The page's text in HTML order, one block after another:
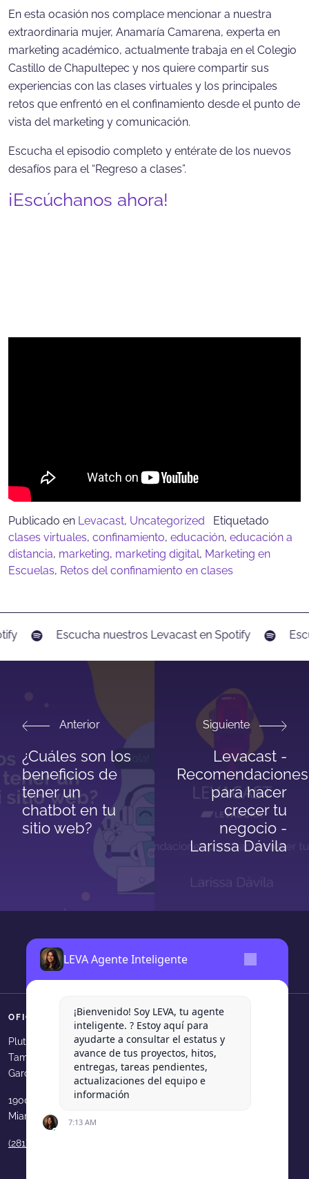
LEVA Agente Inteligente
¡Bienvenido! Soy LEVA, tu agente
inteligente. ? Estoy aquí para
ayudarte a consultar el estatus y
avance de tus proyectos, hitos,
entregas, tareas pendientes,
actualizaciones del equipo e
información
7:13 AM
En esta ocasión nos complace mencionar a nuestra
extraordinaria mujer, Anamaría Camarena, experta en
marketing académico, actualmente trabaja en el Colegio
Castillo de Chapultepec y nos quiere compartir sus
experiencias con las clases virtuales y los principales
retos que enfrentó en el confinamiento desde el punto de
vista del marketing y comunicación.
Escucha el episodio completo y entérate de los nuevos
desafíos para el “Regreso a clases”.
¡Escúchanos ahora!
Publicado en Levacast, Uncategorized
Etiquetado
clases virtuales, confinamiento, educación, educación a
distancia, marketing, marketing digital, Marketing en
Escuelas, Retos del confinamiento en clases
Escucha nuestros Levacast en Spotify
Anterior
¿Cuáles son los
beneficios de
tener un
chatbot en tu
sitio web?
Siguiente
Levacast -
Recomendaciones
para hacer
crecer tu
negocio -
Larissa Dávila
OFICINAS
Plutarco Elias Calles 540, Col.
Tampiquito, San Pedro Garza
García, N.L.
1900 N Bayshore Dr. 33231
Miami, FL, USA
(281) 210 9189
SÍGUENOS
Levadura Agencia en
Levadura Agencia en
Levadura Agencia
Levadura Agencia en youtube
Levadura Agencia en